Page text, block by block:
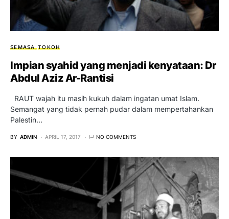
SEMASA TOKOH
Impian syahid yang menjadi kenyataan: Dr
Abdul Aziz Ar-Rantisi
RAUT wajah itu masih kukuh dalam ingatan umat Islam.
Semangat yang tidak pernah pudar dalam mempertahankan
Palestin…
BY ADMIN APRIL 17, 2017 NO COMMENTS